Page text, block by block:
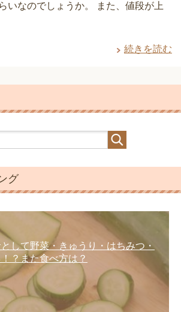
いなのでしょうか。 また、値段が上
続きを読む
グ
して野菜・きゅうり・はちみつ・
？また食べ方は？